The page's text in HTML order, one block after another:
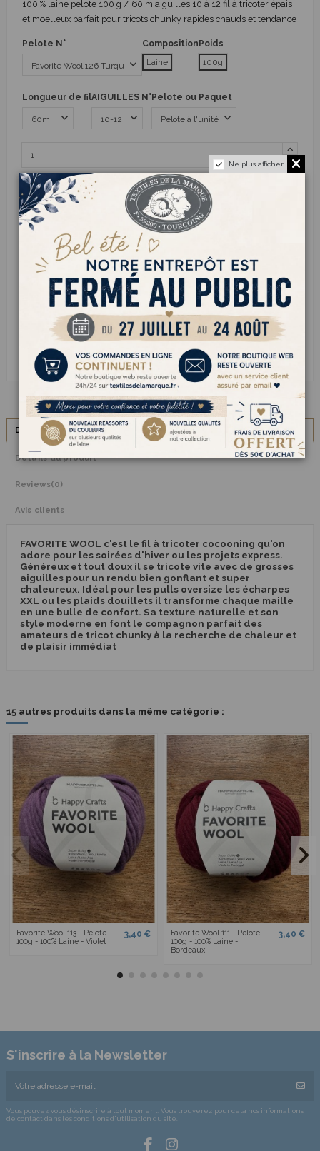
100 % laine pelote 100 g / 60 m aiguilles 10 à 12 fil à tricoter épais
et moelleux parfait pour tricots chunky rapides chauds et tendance
Pelote N°
Composition
Laine
Poids
100g
Longueur de filAIGUILLES N°Pelote ou Paquet
Ajouter au panier
SERVICE CLIENT
Besoin d’aide ? Appelez-nous au03 20 70 82 67
Livraison gratuite dès 50 € d’achat
Paiement sécurisé viaCarte bancaireouPayPal
Description
Détails du produit
Reviews(0)
Avis clients
FAVORITE WOOL c'est le fil à tricoter cocooning qu'on
adore pour les soirées d'hiver ou les projets express.
Généreux et tout doux il se tricote vite avec de grosses
aiguilles pour un rendu bien gonflant et super
chaleureux. Idéal pour les pulls oversize les écharpes
XXL ou les plaids douillets il transforme chaque maille
en une bulle de confort. Sa texture naturelle et son
style moderne en font le compagnon parfait des
amateurs de tricot chunky à la recherche de chaleur et
de plaisir immédiat
15 autres produits dans la même catégorie :
Favorite Wool 113 - Pelote
100g - 100% Laine - Violet
3,40 €
Favorite Wool 111 - Pelote
100g - 100% Laine -
Bordeaux
3,40 €
S'inscrire à la Newsletter
Vous pouvez vous désinscrire à tout moment. Vous trouverez pour cela nos informations
de contact dans les conditions d'utilisation du site.
Ne plus afficher